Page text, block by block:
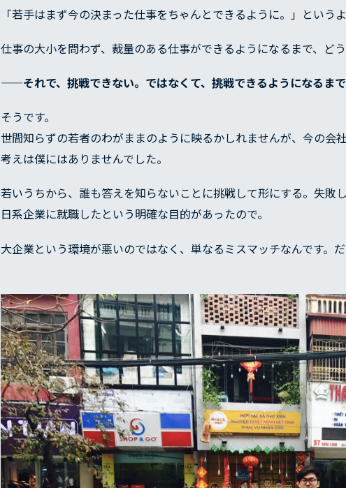
「若手はまず今の決まった仕事をちゃんとできるように。」という
仕事の大小を問わず、裁量のある仕事ができるようになるまで、ど
——それで、挑戦できない。ではなくて、挑戦できるようになるまで
そうです。
世間知らずの若者のわがままのように映るかしれませんが、今の会
考えは僕にはありませんでした。
若いうちから、誰も答えを知らないことに挑戦して形にする。失
日系企業に就職したという明確な目的があったので。
大企業という環境が悪いのではなく、単なるミスマッチなんです。